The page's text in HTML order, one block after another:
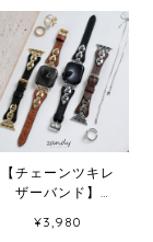
【チェーンツキレ
ザーバンド】
ォッチバンド レザ
¥3,980